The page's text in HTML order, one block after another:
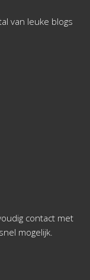
van leuke blogs
contact met
mogelijk.